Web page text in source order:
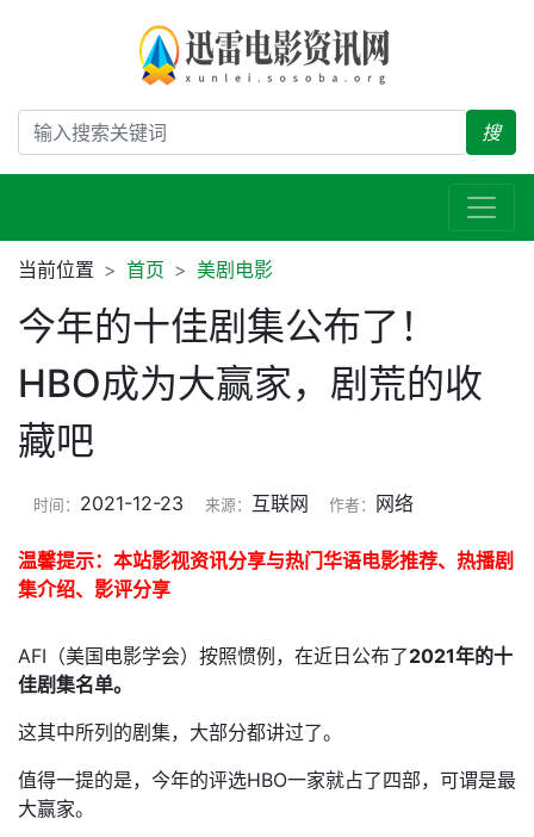
搜
当前位置 首页 美剧电影
今年的十佳剧集公布了！
HBO成为大赢家，剧荒的收
藏吧
时间： 2021-12-23 来源： 互联网 作者： 网络
温馨提示：本站影视资讯分享与热门华语电影推荐、热播剧
集介绍、影评分享
AFI（美国电影学会）按照惯例，在近日公布了2021年的十
佳剧集名单。
这其中所列的剧集，大部分都讲过了。
值得一提的是，今年的评选HBO一家就占了四部，可谓是最
大赢家。